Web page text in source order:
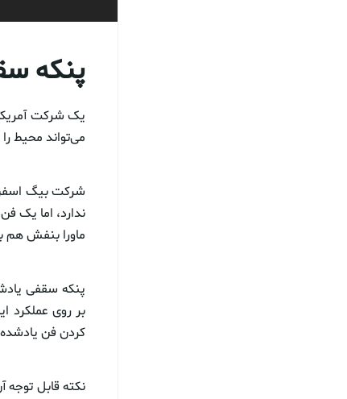
پنکه
یک شرکت
می‌تواند محیط
شرکت بیگ
ندارد، اما یک
ماورا بنفش هم
کردن فن یادشده باعث کاهش ۴۸ درصدی